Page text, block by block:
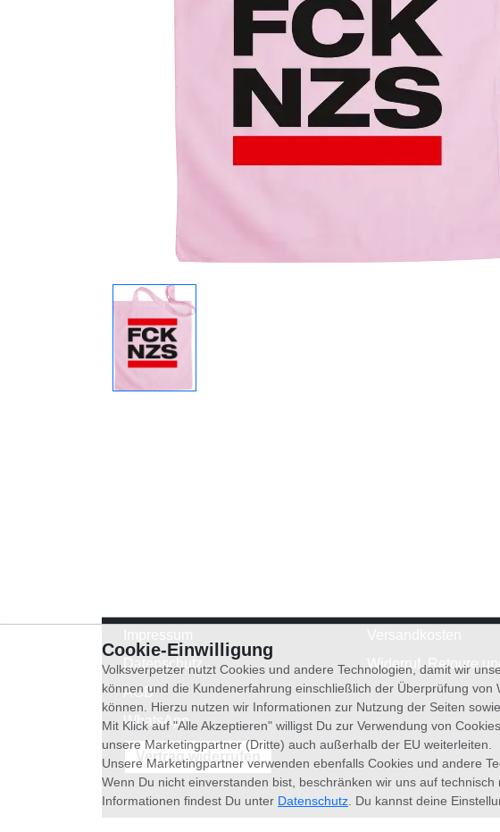
Datenschutz
AGB
WhatsApp
Widerruf, Retoure
Vertrag widerrufen
Cookie-Einwilligung
Volksverpetzer nutzt Cookies und andere Technologien, damit wir
können und die Kundenerfahrung einschließlich der Überprüfung
können. Hierzu nutzen wir Informationen zur Nutzung der Seiten
Mit Klick auf "Alle Akzeptieren" willigst Du zur Verwendung von
unsere Marketingpartner (Dritte) auch außerhalb der EU weiterleiten.
Unsere Marketingpartner verwenden ebenfalls Cookies und andere
Wenn Du nicht einverstanden bist, beschränken wir uns auf
Informationen findest Du unter Datenschutz . Du kannst deine